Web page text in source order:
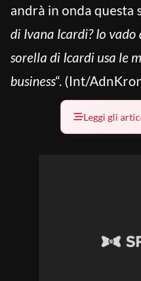
andrà in onda questa
di Ivana Icardi? Io
sorella di Icardi usa le
business“. (Int/
Leggi gli